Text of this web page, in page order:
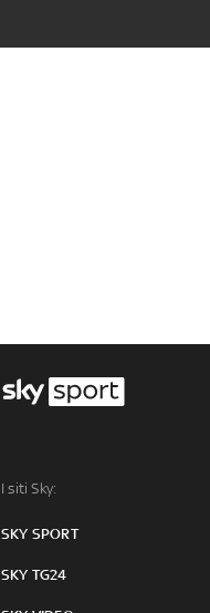
I siti Sky:
SKY SPORT
SKY TG24